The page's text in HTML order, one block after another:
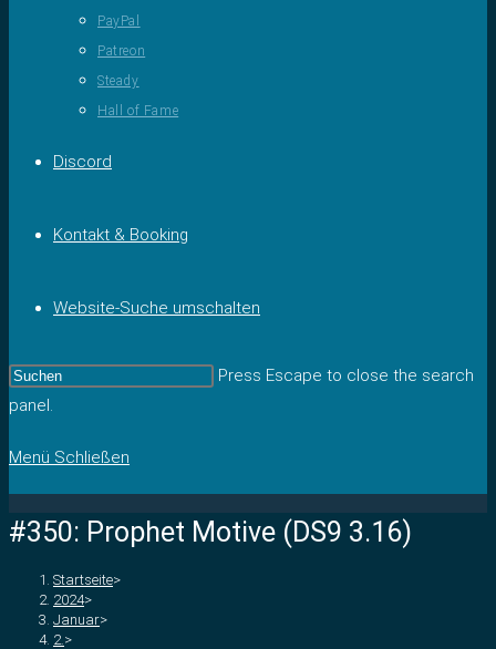
PayPal
Patreon
Steady
Hall of Fame
Discord
Kontakt & Booking
Website-Suche umschalten
Press Escape to close the search
panel.
Menü Schließen
#350: Prophet Motive (DS9 3.16)
Startseite>
2024>
Januar>
2. >